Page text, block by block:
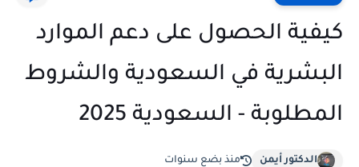
كيفية الحصول على دعم الموارد
البشرية في السعودية والشروط
المطلوبة - السعودية 2025
الدكتور أيمن منذ بضع سنوات